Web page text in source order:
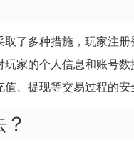
了多种措施，玩家注
家的个人信息和账号
、提现等交易过程的安